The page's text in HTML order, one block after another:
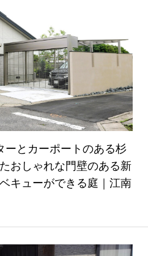
ーとカーポートのある杉
おしゃれな門壁のある新
キューができる庭｜江南